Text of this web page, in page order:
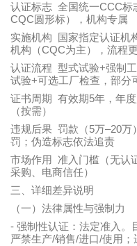
认证标志 全国统一CCC标
CQC 圆形标），机构专属
实施机构
国家指定认证机
机构（CQC为主），流程
认证流程 型式试验+强制
试验+可选工厂检查，部分
证书周期
有效期5年，年
（按需）
违规后果 罚款（5万–20万
罚；伪造标志依法追责
市场作用
准入门槛（无认
采购、电商信任）
三、详细差异说明
（一）法律属性与强制力
- 强制性认证：法定准入。
严禁生产/销售/进口/使用；